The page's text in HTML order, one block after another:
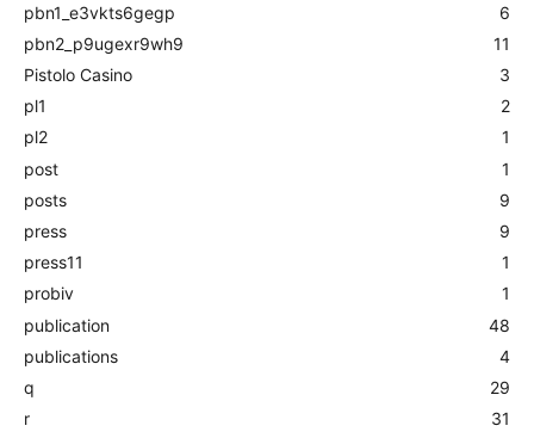
pbn1_e3vkts6gegp
6
pbn2_p9ugexr9wh9
11
Pistolo Casino
3
pl1
2
pl2
1
post
1
posts
9
press
9
press11
1
probiv
1
publication
48
publications
4
q
29
r
31